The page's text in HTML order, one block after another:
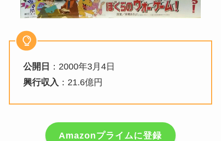
公開日 ：2000年3月4日
興行収入 ：21.6億円
Amazonプライムに登録